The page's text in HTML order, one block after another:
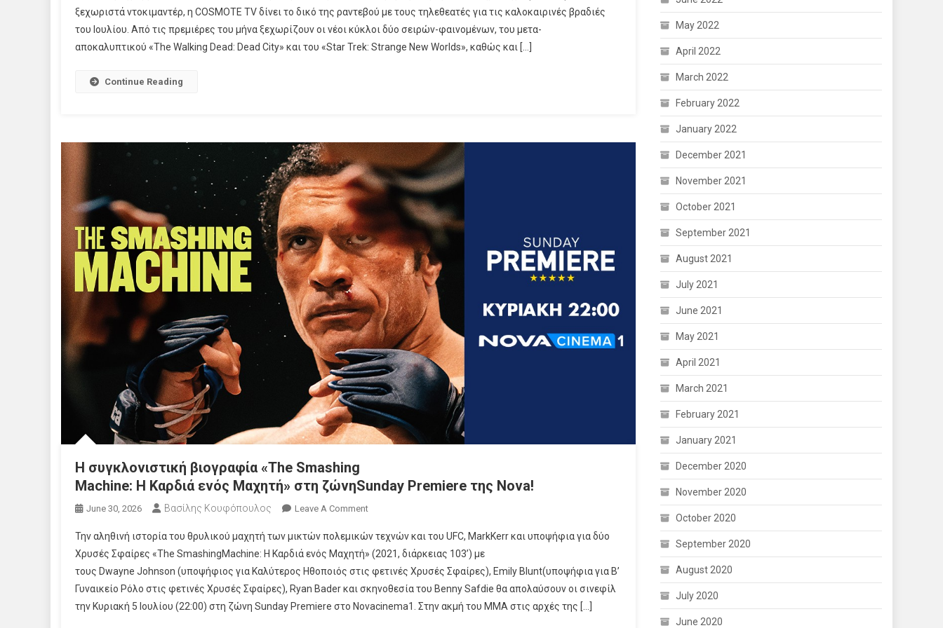
Walking
Dead:
Dead
Worlds»
ξεχωριστά ντοκιμαντέρ, η COSMOTE TV δίνει το δικό της ραντεβού με τους τηλεθεατές για τις καλοκαιρινές βραδιές
του Ιουλίου. Από τις πρεμιέρες του μήνα ξεχωρίζουν οι νέοι κύκλοι δύο σειρών-φαινομένων, του μετα-
αποκαλυπτικού «The Walking Dead: Dead City» και του «Star Trek: Strange New Worlds», καθώς και […]
Continue Reading
H συγκλονιστική βιογραφία «The Smashing
Machine: Η Καρδιά ενός Μαχητή» στη ζώνηSunday Premiere της Nova!
June 30, 2026 Βασίλης Κουφόπουλος Leave A CommentOn
Smashing
Machine: Η Καρδιά Ενός Μαχητή» Στη ΖώνηSunday
Premiere Της Nova!
Την αληθινή ιστορία του θρυλικού μαχητή των μικτών πολεμικών τεχνών και του UFC, MarkKerr και υποψήφια για δύο
Χρυσές Σφαίρες «The SmashingMachine: Η Καρδιά ενός Μαχητή» (2021, διάρκειας 103’) με
τους Dwayne Johnson (υποψήφιος για Καλύτερος Ηθοποιός στις φετινές Χρυσές Σφαίρες), Emily Blunt(υποψήφια για Β’
Γυναικείο Ρόλο στις φετινές Χρυσές Σφαίρες), Ryan Bader και σκηνοθεσία του Benny Safdie θα απολαύσουν οι σινεφίλ
την Κυριακή 5 Ιουλίου (22:00) στη ζώνη Sunday Premiere στο Novacinema1. Στην ακμή του MMA στις αρχές της […]
May 2022
April 2022
March 2022
February 2022
January 2022
December 2021
November 2021
October 2021
September 2021
August 2021
July 2021
June 2021
May 2021
April 2021
March 2021
February 2021
January 2021
December 2020
November 2020
October 2020
September 2020
August 2020
July 2020
June 2020